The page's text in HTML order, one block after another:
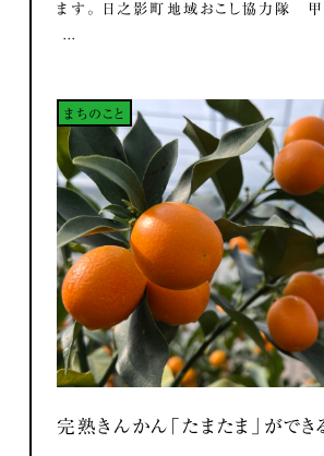
ます。 日之影町地域おこし協力隊 甲
...
まちのこと
完熟きんかん「たまたま」ができ